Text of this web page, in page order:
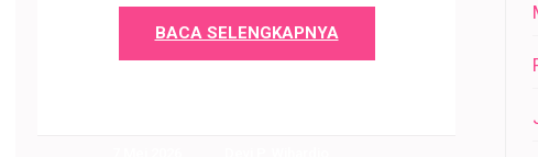
BACA SELENGKAPNYA